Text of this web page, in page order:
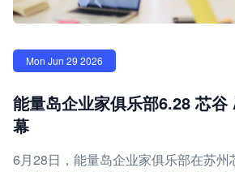
Mon Jun 29 2026
能量岛企业家俱乐部6.28 芯
幕
6月28日，能量岛企业家俱乐部在苏州